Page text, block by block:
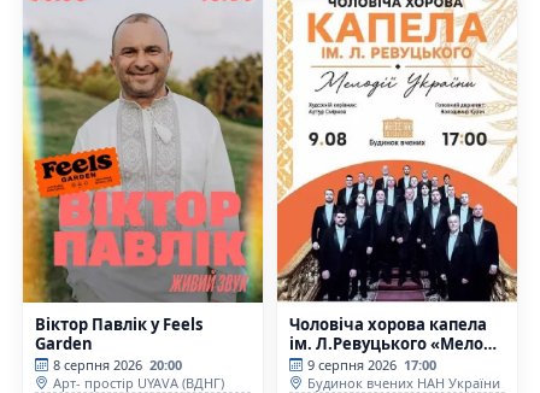
Віктор Павлік у Feels
Garden
8 серпня 2026 20:00
Арт- простір UYAVA (ВДНГ)
Чоловіча хорова капела
ім. Л.Ревуцького «Мелодії
України»
9 серпня 2026 17:00
Будинок вчених НАН України